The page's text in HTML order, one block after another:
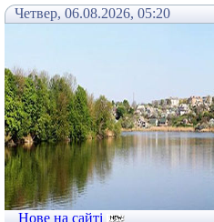
Четвер, 06.08.2026, 05:20
Нове на сайті